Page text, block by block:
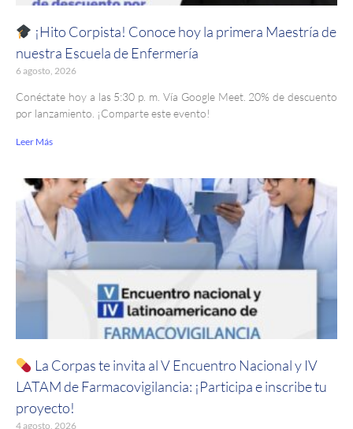
¡Hito Corpista! Conoce hoy la primera Maestría de
nuestra Escuela de Enfermería
6 agosto, 2026
Conéctate hoy a las 5:30 p. m. Vía Google Meet. 20% de descuento
por lanzamiento. ¡Comparte este evento!
Leer Más
La Corpas te invita al V Encuentro Nacional y IV
LATAM de Farmacovigilancia: ¡Participa e inscribe tu
proyecto!
4 agosto, 2026